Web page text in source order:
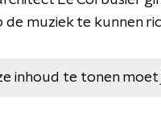
de muziek te kunnen
inhoud te tonen moet